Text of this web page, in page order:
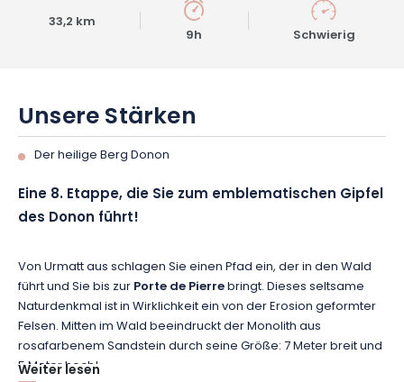
33,2 km
9h Schwierig
Unsere Stärken
Der heilige Berg Donon
Eine 8. Etappe, die Sie zum emblematischen Gipfel
des Donon führt!
Von Urmatt aus schlagen Sie einen Pfad ein, der in den Wald
führt und Sie bis zurPorte de Pierrebringt. Dieses seltsame
Naturdenkmal ist in Wirklichkeit ein von der Erosion geformter
Felsen. Mitten im Wald beeindruckt der Monolith aus
rosafarbenem Sandstein durch seine Größe: 7 Meter breit und
5 Meter hoch!
Weiter lesen